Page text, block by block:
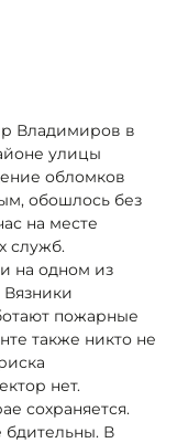
Владимиров в
улицы
обломков
обошлось без
на месте
служб.
на одном из
пожарные
также никто не
нет.
сохраняется.
бдительны. В